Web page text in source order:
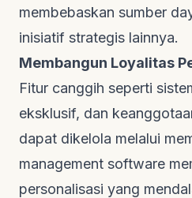
membebaskan sumber
inisiatif strategis lainnya.
Membangun Loyalitas
Fitur canggih seperti
eksklusif, dan
dapat dikelola melalui
management software
personalisasi yang